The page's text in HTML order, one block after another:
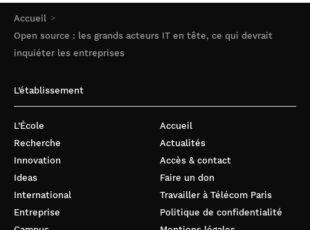
Accueil
Open source : les grands acteurs IT en tête, ce qui devrait
inquiéter les entreprises
L’établissement
L’École
Recherche
Innovation
Ideas
International
Entreprise
Accueil
Actualités
Accès & contact
Faire un don
Travailler à Télécom Paris
Politique de confidentialité